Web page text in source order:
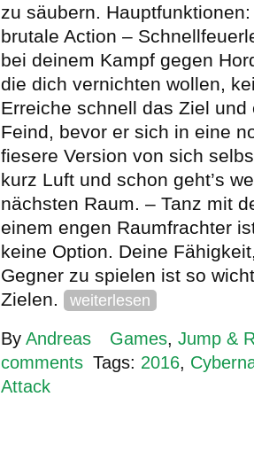
zu säubern.
brutale Action –
bei deinem Kampf gegen
die dich vernichten wollen,
Erreiche schnell das Ziel und
Feind, bevor er sich in eine
fiesere Version von sich
kurz Luft und schon geht’s
nächsten Raum. – Tanz mit
einem engen Raumfrachter
keine Option. Deine
Gegner zu spielen ist so
Zielen.
weiterlesen
By Andreas Games, Jump &
comments Tags: 2016,
Attack